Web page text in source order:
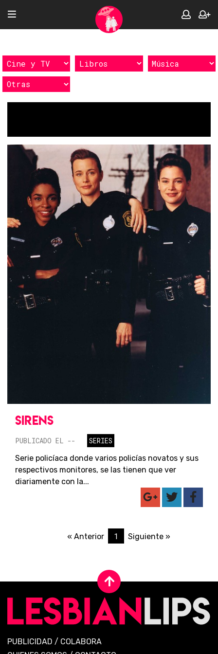
SIRENS
PUBLICADO EL --
SERIES
Serie policíaca donde varios policías novatos y sus
respectivos monitores, se las tienen que ver
diariamente con la...
« Anterior 1 Siguiente »
PUBLICIDAD / COLABORA